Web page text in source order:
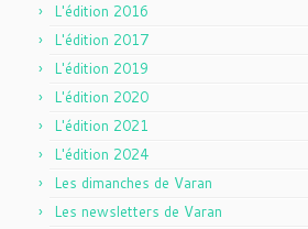
L'édition 2016
L'édition 2017
L'édition 2019
L'édition 2020
L'édition 2021
L'édition 2024
Les dimanches de Varan
Les newsletters de Varan